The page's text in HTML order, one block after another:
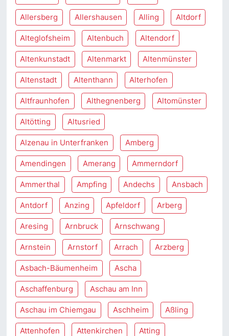
Allersberg Allershausen Alling Altdorf
Alteglofsheim Altenbuch Altendorf
Altenkunstadt Altenmarkt Altenmünster
Altenstadt Altenthann Alterhofen
Altfraunhofen Althegnenberg Altomünster
Altötting Altusried
Alzenau in Unterfranken Amberg
Amendingen Amerang Ammerndorf
Ammerthal Ampfing Andechs Ansbach
Antdorf Anzing Apfeldorf Arberg
Aresing Arnbruck Arnschwang
Arnstein Arnstorf Arrach Arzberg
Asbach-Bäumenheim Ascha
Aschaffenburg Aschau am Inn
Aschau im Chiemgau Aschheim Aßling
Attenhofen Attenkirchen Atting